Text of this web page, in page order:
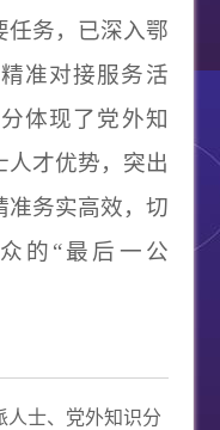
任务，已深入鄂
准对接服务活
体现了党外知
人才优势，突出
准务实高效，切
的 “最后一公
人士、党外知识分